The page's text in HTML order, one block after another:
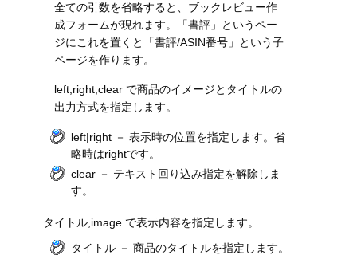
全ての引数を省略すると、ブックレビュー作
成フォームが現れます。「書評」というペー
ジにこれを置くと「書評/ASIN番号」という子
ページを作ります。
left,right,clear で商品のイメージとタイトルの
出力方式を指定します。
left|right － 表示時の位置を指定します。省
略時はrightです。
clear － テキスト回り込み指定を解除しま
す。
タイトル,image で表示内容を指定します。
タイトル － 商品のタイトルを指定します。